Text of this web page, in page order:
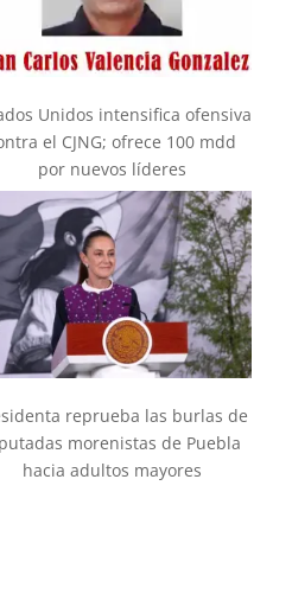
Unidos intensifica ofensiva
el CJNG; ofrece 100 mdd
por nuevos líderes
reprueba las burlas de
morenistas de Puebla
hacia adultos mayores